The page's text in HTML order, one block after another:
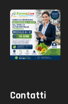
Contatti